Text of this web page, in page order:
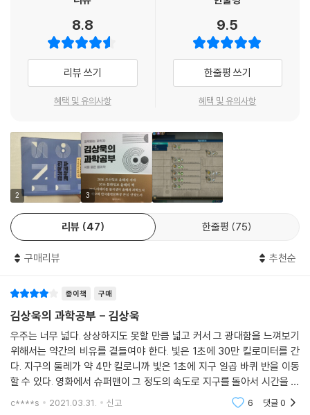
한 두 지점은 나와 다르지만 무한히 가까운 장소이다. 우주는 그냥 성실히,
아니, 어찌 보면 바보같이 이웃과의 관계만을 생각할 뿐이지만, 그 결과로
세상에 존재하는 모든 것을 만들어간다.
사람도 마찬가지가 아닐까. 나와 맞닿은 사람들의 관계를 하나씩 확인하고
공고히 해나갈 때, 먼 미래나 과거가 아니라 바로 앞의 일을 향해 법칙을 따
르듯 가야 할 곳으로 정확히 한 걸음을 내디딜 때 우리는 우주의 방식대로
--- p.294
하는 위해 다시 교과서를 꺼내 ‘공식들’과 ‘법칙들’을 외워야 하는 것이 아
니라, 우리에게 필요한 과학이라는 ‘시스템’을 포괄적으로 이해하는 것, 즉
‘과학적 사고방식’이다. 그리고 ‘과학적 사고방식’은 곧 철학이고 인문학이
철학자 들뢰즈는 철학이 “자유로운 인간의 모습을 만드는 것” 이라고 했
다. 세상이라는 자연은 그저 법칙에 따라 움직일 뿐이다. 인간을 자유롭지
못하게 만들고 불행하게 만드는 것은 상상으로 만들어진 신화(神話)와 공
이 말해주는 지혜와 충돌하기도 한다. 신화와 공포를 걷어내고, 자연 그대
로 세상을 이해하는 것이며 자연을 이해하는 것을 우리는 과학이라고 부른
다. 다시 들뢰즈를 상기한다면, 이렇게 철학은 과학이 되고 과학은 철학이
되는 것이다. ‘과학으로 생각하는 것’은 만들어진 신화와 공포를 거부하고,
자유로운 인간의 모습을 드러낸다는 점에서 ‘철학하는 것’이 된다.
과학을 배우려면 다른 책을 보고,
과학으로 통찰하려면 이 책을 봐야 한다.
과학은 결국 인간과 세계를 들여다보는 것이다. 따라서 ‘과학적인 것’은 ‘인
간적인 것’, ‘비과학적인 것’은 ‘비인간적인 것’이다. 과학은 더 이상 지식에
국한되지 않는다. 과학은 합리적으로 세상을 보는 방법이고, 그 속에서 세
상의 모든 문제 해결을 위한 실마리를 찾는 것이다. 이것이 김상욱이 말하
는, 너무도 간결하고 명확한 과학적 사고방식이다.
과학을 기술적 측면으로만 본다면 과학은 사고방식이 될 수 없으며, 인문
학과 함께 갈 수 없다. 과학 기술에 실제 세상에 적용될 때, 종종 인문학이
학을 한낱 돈 되는 공부로만 여길 수도 있다. 더욱이 과학을 알게 되면 오만
과 편견에서 벗어나 참된 앎의 세계에 이르는 방도를 늘 고민하게 된다.
김상욱 교수는 양자역학을 전공하는 물리학자이면서 대중의 과학화와 과
문적 통찰력에 무릎을 치고, 그 무엇인가의 근본에 대한 지적 호기심에 절
로 감탄하게 된다. 과학의 문은 열려 있는데, 어렵거나 몰라도 된다는 편견
의 문지기에 속아 문지방을 못 넘어서야 되겠는가. 김상욱 교수를 길라잡
- 이권우 (도서평론가)
원래 자연이 시보다 더 아름답고 감동적이며 심지어 리드미컬한데다가 모
호하기 짝이 없다. 그러니 그 외피 속에 감춰진 비밀을 찾아 나서는 과학적
여정 또한 시보다 더 큰 상상력과 창의력을 요할 수밖에 없다. 다만 그동안
그 설명이 더럽게 재미없고 난해했을 뿐이다. 이 책이 나옴으로써 이제 시
는 폭삭 망하게 생겼다. 그 대신 시는 비로소 자신을 이해해주는 엄청난 친
구를 곁에 두게 된 셈이다.
자)
아직 예술의 정체에 대해 혼란스러워 하던 젊은 시절, 소설가가 쓴 엔트로
피와 예술과의 상관관계에 관해 쓴 책을 읽고 큰 깨달음을 얻은 적이 있었
다. 수학도 물리학도 전공하지 않은 소설가가 어떻게 비전공분야와 예술을
연결할 수 있었을까. 그 소설가의 나라에 수학과 물리, 예술과 문학, 현실세
계와 빅뱅을 연결하여 쉽게 설명해주는 이런 책이 존재하지 않았다면 불가
8.8
리뷰 쓰기
혜택 및 유의사항
9.5
한줄평 쓰기
혜택 및 유의사항
2 3
리뷰 47 한줄평 75
구매리뷰 추천순
종이책 구매
김상욱의 과학공부 - 김상욱
우주는 너무 넓다. 상상하지도 못할 만큼 넓고 커서 그 광대함을 느껴보기
위해서는 약간의 비유를 곁들여야 한다. 빛은 1초에 30만 킬로미터를 간
다. 지구의 둘레가 약 4만 킬로니까 빛은 1초에 지구 일곱 바퀴 반을 이동
할 수 있다. 영화에서 슈퍼맨이 그 정도의 속도로 지구를 돌아서 시간을 거
꾸로 거슬러 과거로 돌아간다. 영화적 상상력이지만 상대성이론을 부분적
c****s 2021.03.31. 신고 6 댓글0